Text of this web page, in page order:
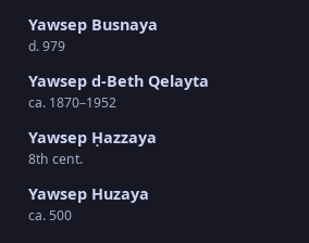
Yawsep Busnaya
d. 979
Yawsep d-Beth Qelayta
ca. 1870–1952
Yawsep Ḥazzaya
8th cent.
Yawsep Huzaya
ca. 500